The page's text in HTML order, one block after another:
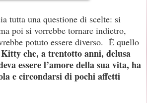
tutta una questione di scelte: si
poi si vorrebbe tornare indietro,
potuto essere diverso. È quello
Kitty che, a trentotto anni, delusa
essere l’amore della sua vita, ha
e circondarsi di pochi affetti